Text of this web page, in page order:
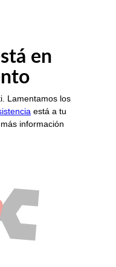
en
Lamentamos los
está a tu
información